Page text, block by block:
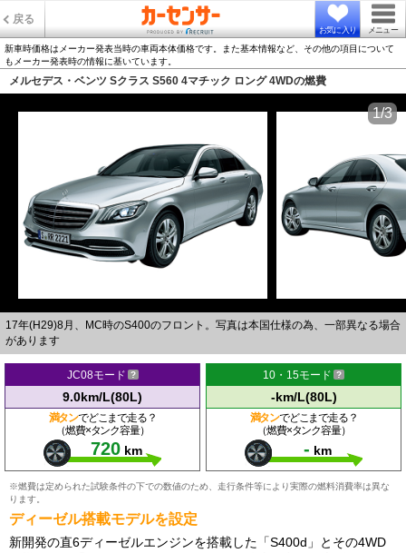
戻る
お気に入り メニュー
新車時価格はメーカー発表当時の車両本体価格です。また基本情報など、その他の項目について
もメーカー発表時の情報に基いています。
メルセデス・ベンツ Sクラス S560 4マチック ロング 4WDの燃費
17年(H29)8月、MC時のS400のフロント。写真は本国仕様の為、一部異なる場合
があります
1/3
JC08モード
9.0km/L(80L)
満タンでどこまで走る？
（燃費×タンク容量）
720 km
10・15モード
-km/L(80L)
満タンでどこまで走る？
（燃費×タンク容量）
- km
※燃費は定められた試験条件の下での数値のため、走行条件等により実際の燃料消費率は異な
ります。
ディーゼル搭載モデルを設定
新開発の直6ディーゼルエンジンを搭載した「S400d」とその4WD